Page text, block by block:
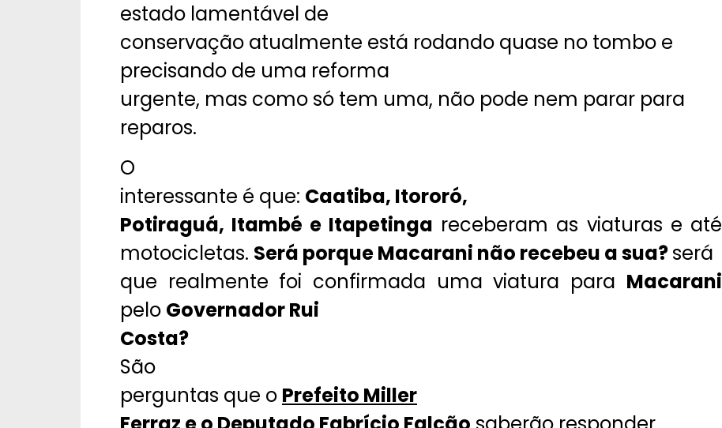
estado lamentável de
conservação atualmente está rodando quase no tombo e
precisando de uma reforma
urgente, mas como só tem uma, não pode nem parar para
reparos.
O
interessante é que: Caatiba, Itororó,
Potiraguá, Itambé e Itapetinga receberam as viaturas e até
motocicletas. Será porque Macarani não recebeu a sua?será
que realmente foi confirmada uma viatura para Macarani
pelo Governador Rui
Costa?
São
perguntas que o Prefeito Miller